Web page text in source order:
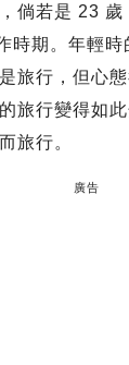
倘若是 23 歲
時期。年輕時
旅行，但心
旅行變得如
旅行。
廣告